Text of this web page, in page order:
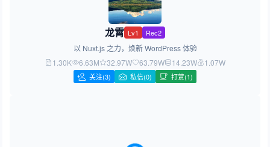
龙霄 Lv1 Rec2
以 Nuxt.js 之力，焕新 WordPress 体验
1.30K
6.63M 32.97W 63.79W 14.23W 1.07W
关注(3) 私信(0) 打赏(1)